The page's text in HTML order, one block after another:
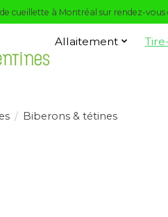
cueillette à Montréal sur rendez-
Allaitement
/ Biberons & tétines